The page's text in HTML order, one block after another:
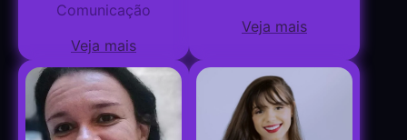
Comunicação
Veja mais
Veja mais